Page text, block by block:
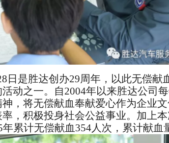
日是胜达创办29周年，以此无偿献
动之一。
自2004年以来胜达公司
，将无偿献血奉献爱心作为企业
，积极投身社会公益事业。加上本
年累计无偿献血 354人次，累计献血